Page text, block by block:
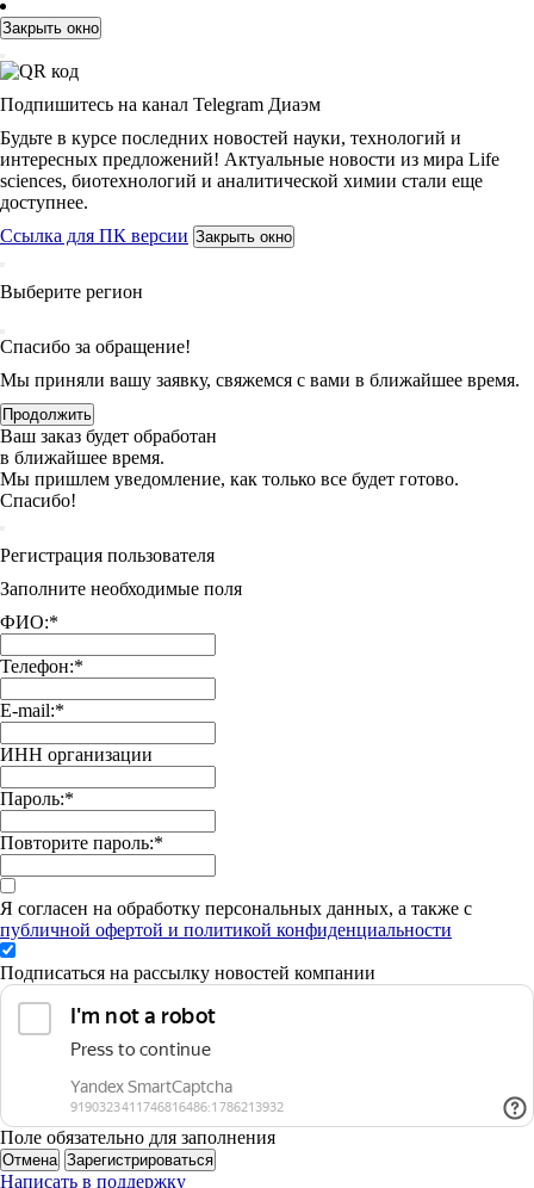
Закрыть окно
Подпишитесь на канал Telegram Диаэм
Будьте в курсе последних новостей науки, технологий и
интересных предложений! Актуальные новости из мира Life
sciences, биотехнологий и аналитической химии стали еще
доступнее.
Ссылка для ПК версии Закрыть окно
Выберите регион
Спасибо за обращение!
Мы приняли вашу заявку, свяжемся с вами в ближайшее время.
Продолжить
Ваш заказ будет обработан
в ближайшее время.
Мы пришлем уведомление, как только все будет готово.
Спасибо!
Регистрация пользователя
Заполните необходимые поля
ФИО:*
Телефон:*
E-mail:*
ИНН организации
Пароль:*
Повторите пароль:*
Я согласен на обработку персональных данных, а также с
публичной офертой и политикой конфиденциальности
Подписаться на рассылку новостей компании
Поле обязательно для заполнения
Отмена Зарегистрироваться
Написать в поддержку